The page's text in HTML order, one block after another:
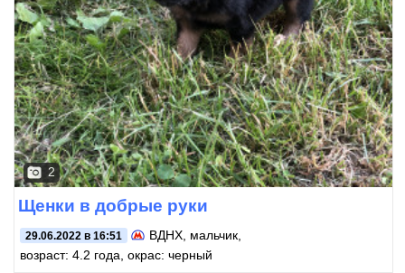
2
Щенки в добрые руки
29.06.2022 в 16:51 ВДНХ , мальчик,
возраст: 4.2 года, окрас: черный